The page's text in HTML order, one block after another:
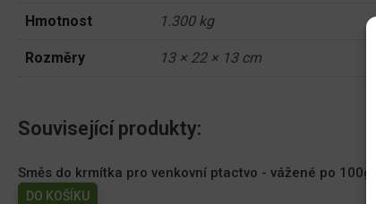
Hmotnost 1.300 kg
Rozměry 13 × 22 × 13 cm
Související produkty:
Směs do krmítka pro venkovní ptactvo - vážené po 100g
DO KOŠÍKU